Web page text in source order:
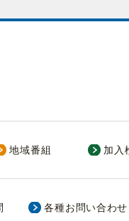
地域番組 加入
各種お問い合わせ